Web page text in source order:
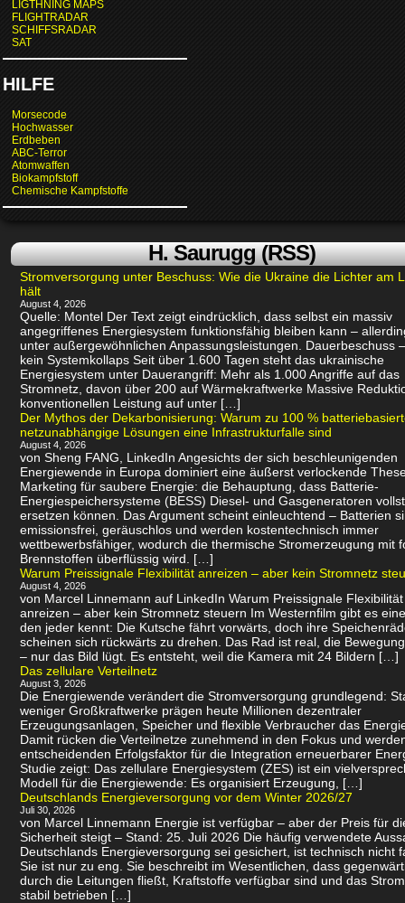
LIGTHNING MAPS
FLIGHTRADAR
SCHIFFSRADAR
SAT
HILFE
Morsecode
Hochwasser
Erdbeben
ABC-Terror
Atomwaffen
Biokampfstoff
Chemische Kampfstoffe
H. Saurugg (RSS)
Stromversorgung unter Beschuss: Wie die Ukraine die Lichter am
hält
August 4, 2026
Quelle: Montel Der Text zeigt eindrücklich, dass selbst ein massiv
angegriffenes Energiesystem funktionsfähig bleiben kann –
unter außergewöhnlichen Anpassungsleistungen. Dauerbeschuss
kein Systemkollaps Seit über 1.600 Tagen steht das ukrainische
Energiesystem unter Dauerangriff: Mehr als 1.000 Angriffe auf das
Stromnetz, davon über 200 auf Wärmekraftwerke Massive
konventionellen Leistung auf unter […]
Der Mythos der Dekarbonisierung: Warum zu 100 %
netzunabhängige Lösungen eine Infrastrukturfalle sind
August 4, 2026
von Sheng FANG, LinkedIn Angesichts der sich beschleunigenden
Energiewende in Europa dominiert eine äußerst verlockende
Marketing für saubere Energie: die Behauptung, dass Batterie-
Energiespeichersysteme (BESS) Diesel- und Gasgeneratoren
ersetzen können. Das Argument scheint einleuchtend – Batterien
emissionsfrei, geräuschlos und werden kostentechnisch immer
wettbewerbsfähiger, wodurch die thermische Stromerzeugung mit
Brennstoffen überflüssig wird. […]
Warum Preissignale Flexibilität anreizen – aber kein Stromnetz
August 4, 2026
von Marcel Linnemann auf LinkedIn Warum Preissignale Flexibilität
anreizen – aber kein Stromnetz steuern Im Westernfilm gibt es
den jeder kennt: Die Kutsche fährt vorwärts, doch ihre
scheinen sich rückwärts zu drehen. Das Rad ist real, die
– nur das Bild lügt. Es entsteht, weil die Kamera mit 24 Bildern […]
Das zellulare Verteilnetz
August 3, 2026
Die Energiewende verändert die Stromversorgung grundlegend:
weniger Großkraftwerke prägen heute Millionen dezentraler
Erzeugungsanlagen, Speicher und flexible Verbraucher das
Damit rücken die Verteilnetze zunehmend in den Fokus und
entscheidenden Erfolgsfaktor für die Integration erneuerbarer
Studie zeigt: Das zellulare Energiesystem (ZES) ist ein
Modell für die Energiewende: Es organisiert Erzeugung, […]
Deutschlands Energieversorgung vor dem Winter 2026/27
Juli 30, 2026
von Marcel Linnemann Energie ist verfügbar – aber der Preis für
Sicherheit steigt – Stand: 25. Juli 2026 Die häufig verwendete
Deutschlands Energieversorgung sei gesichert, ist technisch nicht
Sie ist nur zu eng. Sie beschreibt im Wesentlichen, dass
durch die Leitungen fließt, Kraftstoffe verfügbar sind und das
stabil betrieben […]